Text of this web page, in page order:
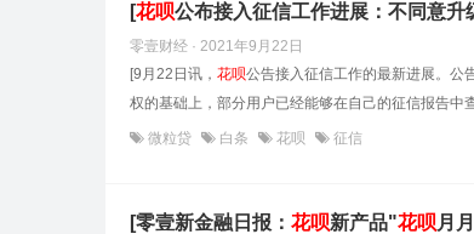
[花呗公布接入征信工作进展：不同意升
零壹财经 · 2021年9月22日
[9月22日讯， 花呗公告接入征信工作的最新进展。公
权的基础上，部分用户已经能够在自己的征信报告中
微粒贷 白条 花呗 征信
[零壹新金融日报： 花呗新产品"花呗 月